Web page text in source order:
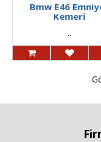
Bmw E46
Kemeri
..